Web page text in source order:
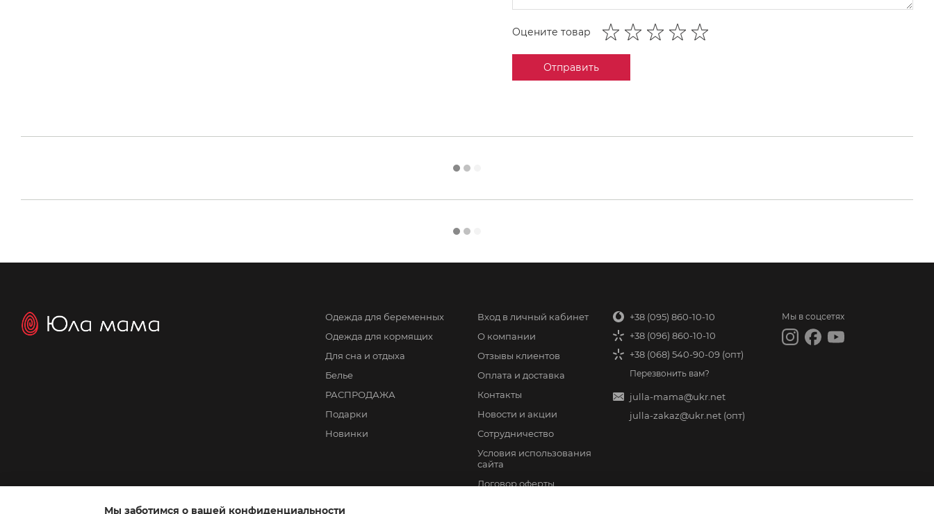
Оцените товар
Отправить
Интернет-магазин создан с Хорошоп
Одежда для беременных
Одежда для кормящих
Для сна и отдыха
Белье
РАСПРОДАЖА
Подарки
Новинки
Вход в личный кабинет
О компании
Отзывы клиентов
Оплата и доставка
Контакты
Новости и акции
Сотрудничество
Условия использования
сайта
Договор оферты
+38 (095) 860-10-10
+38 (096) 860-10-10
+38 (068) 540-90-09 (опт)
Перезвонить вам?
julla-mama@ukr.net
julla-zakaz@ukr.net (опт)
Мы в соцсетях
Мы заботимся о вашей конфиденциальности